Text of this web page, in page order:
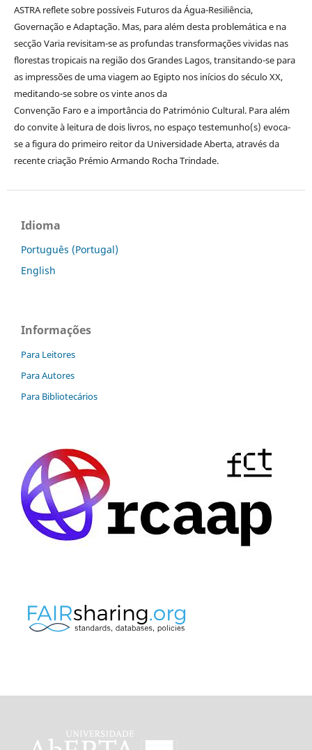
ASTRA reflete sobre possíveis Futuros da Água-Resiliência,
Governação e Adaptação. Mas, para além desta problemática e na
secção Varia revisitam-se as profundas transformações vividas nas
florestas tropicais na região dos Grandes Lagos, transitando-se para
as impressões de uma viagem ao Egipto nos inícios do século XX,
meditando-se sobre os vinte anos da
Convenção Faro e a importância do Património Cultural. Para além
do convite à leitura de dois livros, no espaço testemunho(s) evoca-
se a figura do primeiro reitor da Universidade Aberta, através da
recente criação Prémio Armando Rocha Trindade.
Idioma
Português (Portugal)
English
Informações
Para Leitores
Para Autores
Para Bibliotecários